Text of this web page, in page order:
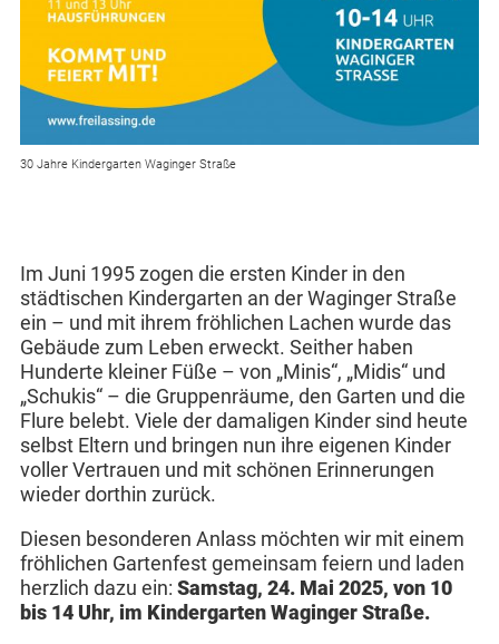
30 Jahre Kindergarten Waginger Straße
Im Juni 1995 zogen die ersten Kinder in den
städtischen Kindergarten an der Waginger Straße
ein – und mit ihrem fröhlichen Lachen wurde das
Gebäude zum Leben erweckt. Seither haben
Hunderte kleiner Füße – von „Minis“, „Midis“ und
„Schukis“ – die Gruppenräume, den Garten und die
Flure belebt. Viele der damaligen Kinder sind heute
selbst Eltern und bringen nun ihre eigenen Kinder
voller Vertrauen und mit schönen Erinnerungen
wieder dorthin zurück.
Diesen besonderen Anlass möchten wir mit einem
fröhlichen Gartenfest gemeinsam feiern und laden
herzlich dazu ein: Samstag, 24. Mai 2025, von 10
bis 14 Uhr, im Kindergarten Waginger Straße.